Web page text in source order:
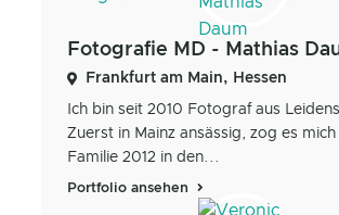
Fotografie MD - Mathias
Frankfurt am Main, Hessen
Ich bin seit 2010 Fotograf aus
Zuerst in Mainz ansässig, zog es
Familie 2012 in den...
Portfolio ansehen